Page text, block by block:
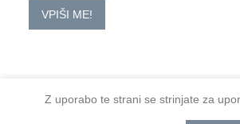
VPIŠI ME!
2026 TM-HoReCa
Z uporabo te strani se strinjate za